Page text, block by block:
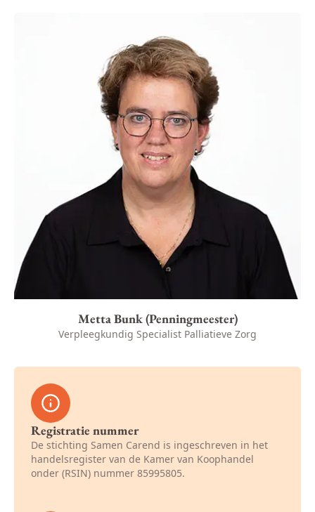
Metta Bunk (Penningmeester)
Verpleegkundig Specialist Palliatieve Zorg
Registratie nummer
De stichting Samen Carend is ingeschreven in het
handelsregister van de Kamer van Koophandel
onder (RSIN) nummer 85995805.